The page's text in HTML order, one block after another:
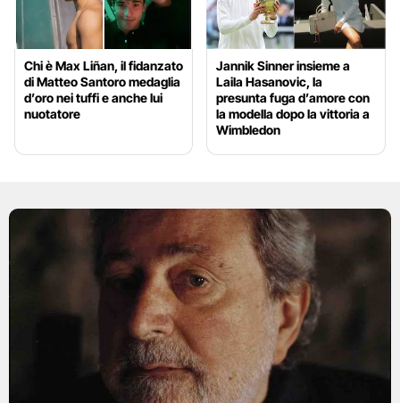
Chi è Max Liñan, il fidanzato
di Matteo Santoro medaglia
d’oro nei tuffi e anche lui
nuotatore
Jannik Sinner insieme a
Laila Hasanovic, la
presunta fuga d’amore con
la modella dopo la vittoria a
Wimbledon